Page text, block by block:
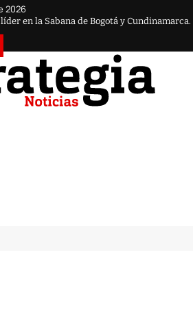
2026
en la Sabana de Bogotá y Cundinamarca.